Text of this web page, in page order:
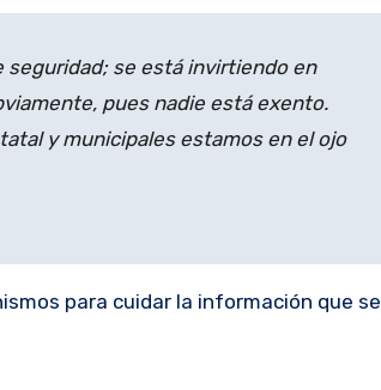
seguridad; se está invirtiendo en
pues nadie está exento.
y municipales estamos en el ojo
para cuidar la información que se